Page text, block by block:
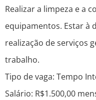
Realizar a limpeza e a
equipamentos. Estar à
realização de serviços
trabalho.
Tipo de vaga: Tempo
Salário: R$1.500,00